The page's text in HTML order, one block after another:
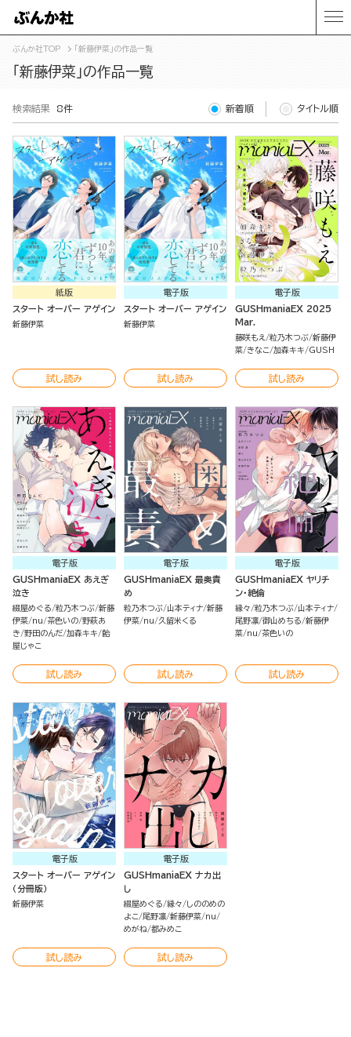
ぶんか社TOP 「新藤伊菜」の作品一覧
「新藤伊菜」の作品一覧
検索結果 8件 新着順 タイトル順
紙版
スタート オーバー アゲイン
新藤伊菜
試し読み
電子版
スタート オーバー アゲイン
新藤伊菜
試し読み
電子版
GUSHmaniaEX 2025
Mar.
藤咲もえ 粒乃木つぶ 新藤伊
菜 きなこ 加森キキ GUSH
試し読み
電子版
GUSHmaniaEX あえぎ
泣き
綴屋めぐる 粒乃木つぶ 新藤
伊菜 nu 茶色いの 野萩あ
き 野田のんだ 加森キキ 飴
屋じゃこ
試し読み
電子版
GUSHmaniaEX 最奥責
め
粒乃木つぶ 山本ティナ 新藤
伊菜 nu 久留米くる
試し読み
電子版
GUSHmaniaEX ヤリチ
ン・絶倫
縁々 粒乃木つぶ 山本ティナ
尾野凛 御山めちる 新藤伊
菜 nu 茶色いの
試し読み
電子版
スタート オーバー アゲイン
（分冊版）
新藤伊菜
試し読み
電子版
GUSHmaniaEX ナカ出
し
綴屋めぐる 縁々
しののめの
よこ 尾野凛 新藤伊菜 nu
めがね 都みめこ
試し読み